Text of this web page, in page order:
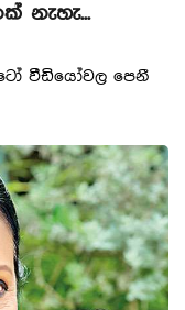
නැහැ...
වීඩියෝවල පෙනී